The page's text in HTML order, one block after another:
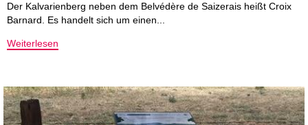
Der Kalvarienberg neben dem Belvédère de Saizerais heißt Croix
Barnard. Es handelt sich um einen...
Weiterlesen